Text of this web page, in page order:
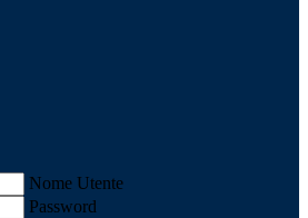
Nome Utente
Password